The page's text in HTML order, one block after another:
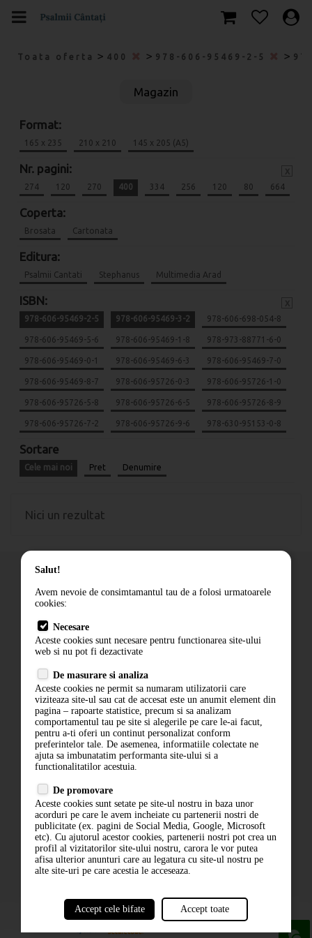
Toata oferta > 400 > 978-606-95469-2-5 >
Magazin
Format:
165 x 235 210 x 210 145 x 205 (A5)
Nr. pagini:
274 120 270 400 334 256 120 80 664
Coperta:
Brosata Cartonata
Editura:
Psalmii Cantati Stephanus Multimedia Arad
ISBN:
978-606-95469-2-5 978-606-95469-3-2 978-606-698-054-8
978-606-95469-5-6 978-606-95469-1-8 978-973-88771-6-0
978-606-95469-0-1 978-606-95469-6-3 978-606-95469-7-0
978-606-95469-8-7 978-606-95726-0-3 978-606-95726-1-0
978-606-95726-5-8 978-606-95726-6-5 978-606-95726-8-9
978-606-95726-7-2 978-606-95726-9-6 978-630-95153-0-8
Sortare
Cele mai noi Pret Denumire
Nici un rezultat
Cum comand
Livrare
Contact
Politica de confidentialitate
ANPC
ABONARE LA NEWSLETTER
ABONARE
Salut!
Avem nevoie de consimtamantul tau de a folosi urmatoarele
cookies:
Necesare
Aceste cookies sunt necesare pentru functionarea site-ului
web si nu pot fi dezactivate
De masurare si analiza
Aceste cookies ne permit sa numaram utilizatorii care
viziteaza site-ul sau cat de accesat este un anumit element din
pagina – rapoarte statistice, precum si sa analizam
comportamentul tau pe site si alegerile pe care le-ai facut,
pentru a-ti oferi un continut personalizat conform
preferintelor tale. De asemenea, informatiile colectate ne
ajuta sa imbunatatim performanta site-ului si a
functionalitatilor acestuia.
De promovare
Aceste cookies sunt setate pe site-ul nostru in baza unor
acorduri pe care le avem incheiate cu partenerii nostri de
publicitate (ex. pagini de Social Media, Google, Microsoft
etc). Cu ajutorul acestor cookies, partenerii nostri pot crea un
profil al vizitatorilor site-ului nostru, carora le vor putea
afisa ulterior anunturi care au legatura cu site-ul nostru pe
alte site-uri pe care acestia le acceseaza.
Accept cele bifate Accept toate